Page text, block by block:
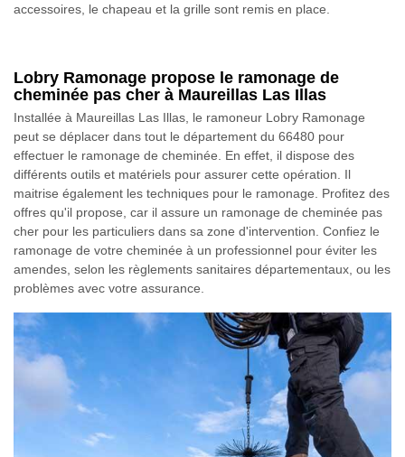
accessoires, le chapeau et la grille sont remis en place.
Lobry Ramonage propose le ramonage de
cheminée pas cher à Maureillas Las Illas
Installée à Maureillas Las Illas, le ramoneur Lobry Ramonage
peut se déplacer dans tout le département du 66480 pour
effectuer le ramonage de cheminée. En effet, il dispose des
différents outils et matériels pour assurer cette opération. Il
maitrise également les techniques pour le ramonage. Profitez des
offres qu'il propose, car il assure un ramonage de cheminée pas
cher pour les particuliers dans sa zone d'intervention. Confiez le
ramonage de votre cheminée à un professionnel pour éviter les
amendes, selon les règlements sanitaires départementaux, ou les
problèmes avec votre assurance.